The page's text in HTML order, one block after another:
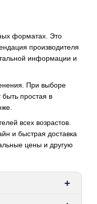
форматах. Это
производителя
информации и
При выборе
быть простая в
всех возрастов.
и быстрая доставка
цены и другую